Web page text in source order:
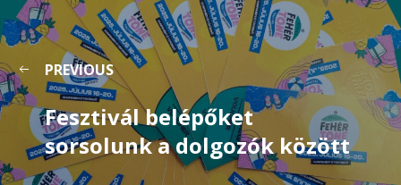
PREVIOUS
Fesztivál belépőket
sorsolunk a dolgozók között